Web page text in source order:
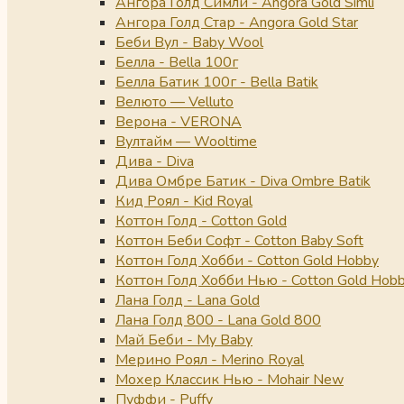
Ангора Голд Стар - Angora Gold Star
Беби Вул - Baby Wool
Белла - Bella 100г
Белла Батик 100г - Bella Batik
Велюто — Velluto
Верона - VERONA
Вултайм — Wooltime
Дива - Diva
Дива Омбре Батик - Diva Ombre Batik
Кид Роял - Kid Royal
Коттон Голд - Cotton Gold
Коттон Беби Софт - Cotton Baby Soft
Коттон Голд Хобби - Cotton Gold Hobby
Коттон Голд Хобби Нью - Cotton Gold
Лана Голд - Lana Gold
Лана Голд 800 - Lana Gold 800
Май Беби - My Baby
Мерино Роял - Merino Royal
Мохер Классик Нью - Mohair New
Пуффи - Puffy